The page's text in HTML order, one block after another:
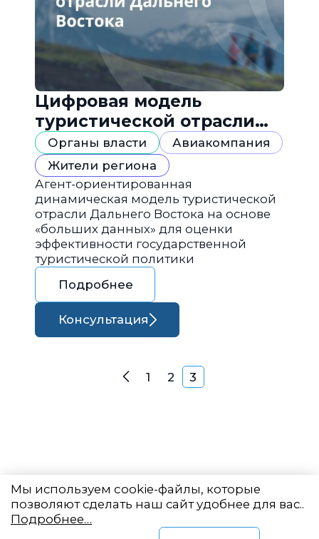
Цифровая модель
туристической отрасли
Дальнего Востока
Органы власти
Авиакомпания
Жители региона
Агент-ориентированная
динамическая модель туристической
отрасли Дальнего Востока на основе
«больших данных» для оценки
эффективности государственной
туристической политики
Подробнее
Консультация
Навигация по
Назад
1 2 3
Мы используем cookie-файлы, которые
позволяют сделать наш сайт удобнее для вас..
Подробнее…